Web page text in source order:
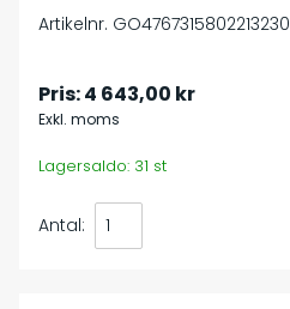
Artikelnr. GO4767315802213230
Pris:4 643,00 kr
Exkl. moms
Lagersaldo: 31 st
Antal: